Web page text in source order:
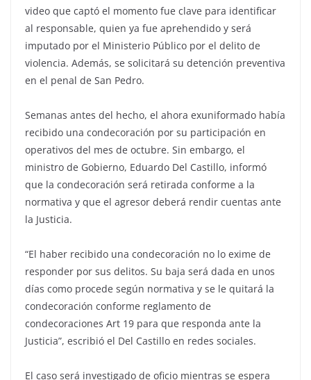
video que captó el momento fue clave para identificar
al responsable, quien ya fue aprehendido y será
imputado por el Ministerio Público por el delito de
violencia. Además, se solicitará su detención preventiva
en el penal de San Pedro.
Semanas antes del hecho, el ahora exuniformado había
recibido una condecoración por su participación en
operativos del mes de octubre. Sin embargo, el
ministro de Gobierno, Eduardo Del Castillo, informó
que la condecoración será retirada conforme a la
normativa y que el agresor deberá rendir cuentas ante
la Justicia.
“El haber recibido una condecoración no lo exime de
responder por sus delitos. Su baja será dada en unos
días como procede según normativa y se le quitará la
condecoración conforme reglamento de
condecoraciones Art 19 para que responda ante la
Justicia”, escribió el Del Castillo en redes sociales.
El caso será investigado de oficio mientras se espera